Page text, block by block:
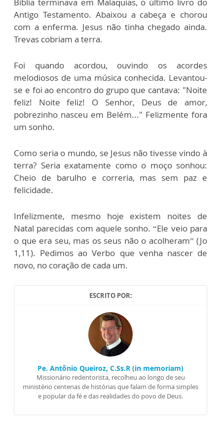
Antigo Testamento. Abaixou a cabeça e chorou
com a enferma. Jesus não tinha chegado ainda.
Trevas cobriam a terra.
Foi quando acordou, ouvindo os acordes
melodiosos de uma música conhecida. Levantou-
se e foi ao encontro do grupo que cantava: "Noite
feliz! Noite feliz! O Senhor, Deus de amor,
pobrezinho nasceu em Belém..." Felizmente fora
um sonho.
Como seria o mundo, se Jesus não tivesse vindo à
terra? Seria exatamente como o moço sonhou:
Cheio de barulho e correria, mas sem paz e
felicidade.
Infelizmente, mesmo hoje existem noites de
Natal parecidas com aquele sonho. “Ele veio para
o que era seu, mas os seus não o acolheram” (Jo
1,11). Pedimos ao Verbo que venha nascer de
novo, no coração de cada um.
ESCRITO POR:
Pe. Antônio Queiroz, C.Ss.R (in memoriam)
Missionário redentorista, recolheu ao longo de seu
ministério centenas de histórias que falam de forma simples
e popular da fé e das realidades do povo de Deus.